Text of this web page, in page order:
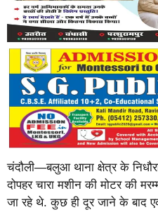
चंदौली—बलुआ थाना क्षेत्र के
दोपहर चारा मशीन की मोटर की
जा रहे थे. कुछ ही दूर जाने के बाद